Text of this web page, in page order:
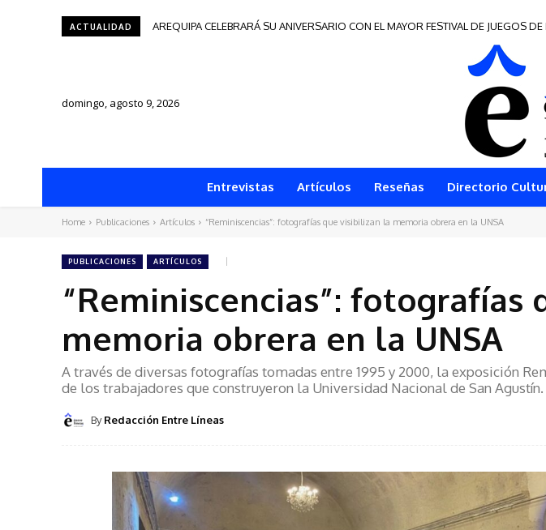
ACTUALIDAD AREQUIPA CELEBRARÁ SU ANIVERSARIO CON EL MAYOR FESTIVAL DE JUEGOS
Tacna será sede del Festival de Autores de Frontera 2026
domingo, agosto 9, 2026
Entrevistas Artículos Reseñas Directorio
Home Publicaciones Artículos “Reminiscencias”: fotografías que visibilizan la memoria obrera en la UNSA
PUBLICACIONES ARTÍCULOS
“Reminiscencias”: fotografías
memoria obrera en la UNSA
A través de diversas fotografías tomadas entre 1995 y 2000, la exposición
de los trabajadores que construyeron la Universidad Nacional de San Agustín.
By Redacción Entre Líneas